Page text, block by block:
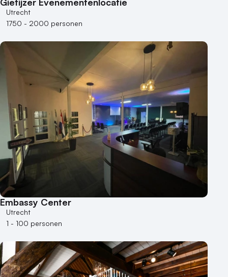
Utrecht
1750 - 2000 personen
Embassy Center
Utrecht
1 - 100 personen